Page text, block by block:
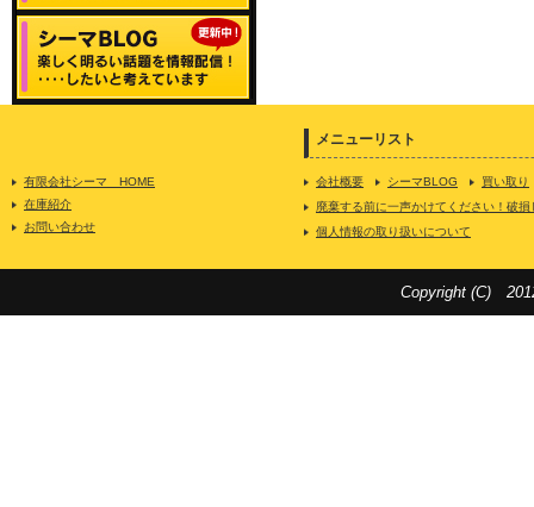
メニューリスト
有限会社シーマ HOME
在庫紹介
お問い合わせ
会社概要 シーマBLOG
買い取り
廃棄する前に一声かけてください！破
個人情報の取り扱いについて
Copyright (C)